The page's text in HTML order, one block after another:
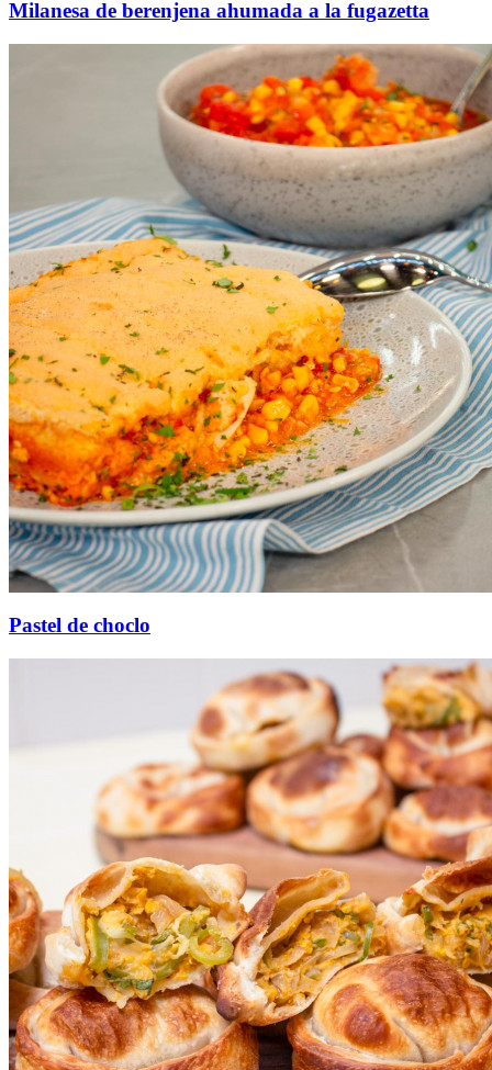
Milanesa de berenjena ahumada a la fugazetta
Pastel de choclo